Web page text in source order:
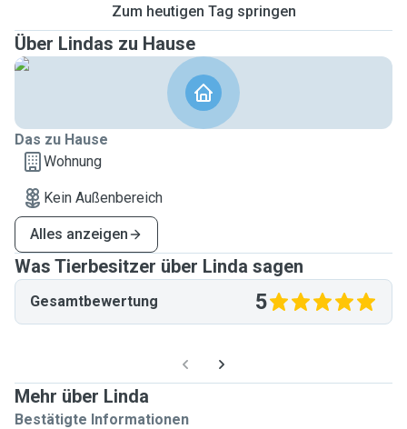
Zum heutigen Tag springen
Über Lindas zu Hause
Das zu Hause
Wohnung
Kein Außenbereich
Alles anzeigen
Was Tierbesitzer über Linda sagen
Gesamtbewertung 5
Mehr über Linda
Bestätigte Informationen